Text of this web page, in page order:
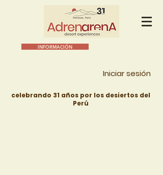
INFORMACIÓN
Iniciar sesión
celebrando 31 años por los desiertos del
Perú